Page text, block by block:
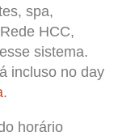
spa,
HCC,
sistema.
incluso no day
.
horário